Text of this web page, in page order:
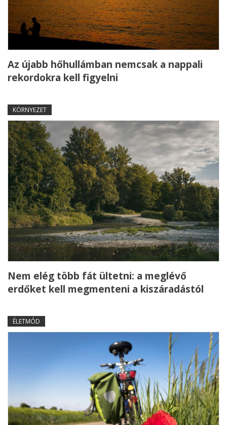
Az újabb hőhullámban nemcsak a nappali
rekordokra kell figyelni
KÖRNYEZET
Nem elég több fát ültetni: a meglévő
erdőket kell megmenteni a kiszáradástól
ÉLETMÓD